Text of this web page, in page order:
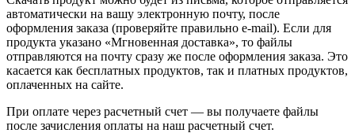
автоматически на вашу электронную почту, после
оформления заказа (проверяйте правильно e-mail). Если для
продукта указано «Мгновенная доставка», то файлы
отправляются на почту сразу же после оформления заказа. Это
касается как бесплатных продуктов, так и платных продуктов,
оплаченных на сайте.
При оплате через расчетный счет — вы получаете файлы
после зачисления оплаты на наш расчетный счет.